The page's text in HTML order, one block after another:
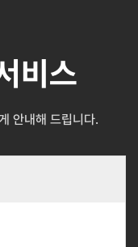
비스
안내해 드립니다.